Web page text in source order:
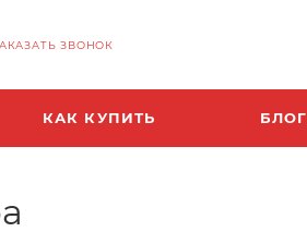
ЗВОНОК
КАК КУПИТЬ БЛОГ